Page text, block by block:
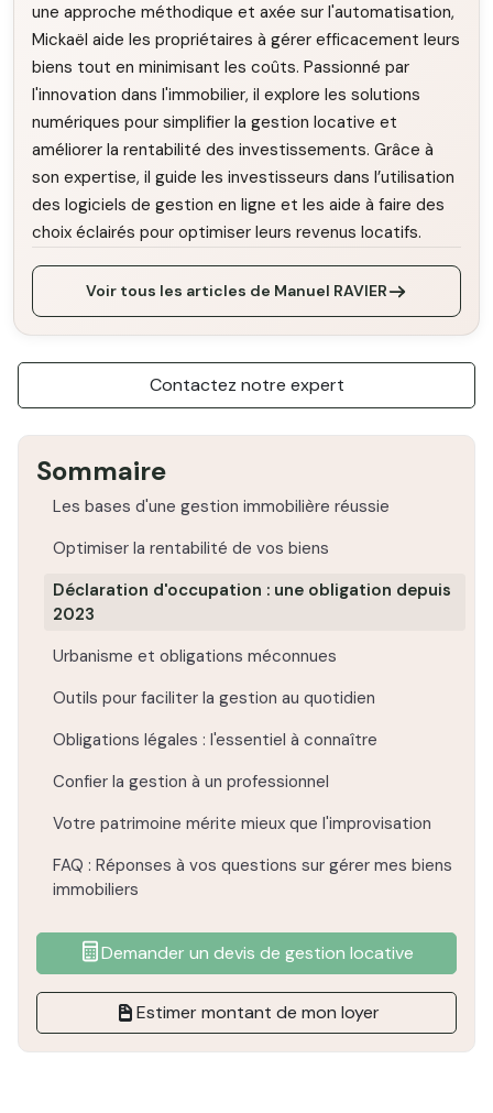
une approche méthodique et axée sur l'automatisation,
Mickaël aide les propriétaires à gérer efficacement leurs
biens tout en minimisant les coûts. Passionné par
l'innovation dans l'immobilier, il explore les solutions
numériques pour simplifier la gestion locative et
améliorer la rentabilité des investissements. Grâce à
son expertise, il guide les investisseurs dans l’utilisation
des logiciels de gestion en ligne et les aide à faire des
choix éclairés pour optimiser leurs revenus locatifs.
Voir tous les articles de Manuel RAVIER
Contactez notre expert
Sommaire
Les bases d'une gestion immobilière réussie
Optimiser la rentabilité de vos biens
Déclaration d'occupation : une obligation depuis
2023
Urbanisme et obligations méconnues
Outils pour faciliter la gestion au quotidien
Obligations légales : l'essentiel à connaître
Confier la gestion à un professionnel
Votre patrimoine mérite mieux que l'improvisation
FAQ : Réponses à vos questions sur gérer mes biens
immobiliers
Demander un devis de gestion locative
Estimer montant de mon loyer